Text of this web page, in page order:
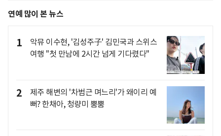
연예 많이 본 뉴스
1
악뮤 이수현, '김성주子' 김민국과 스위스
여행 "첫 만남에 2시간 넘게 기다렸다"
2
제주 해변의 '차범근 며느리'가 왜이리 예
뻐? 한채아, 청량미 뿜뿜